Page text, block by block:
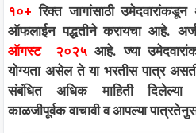
१०+रिक्त जागांसाठी
ऑफलाईन पद्धतीने करायचा आहे.
ऑगस्ट २०२५ आहे. ज्या
योग्यता असेल ते या भरतीस पात्र
संबंधित अधिक माहिती दिलेल्या
काळजीपूर्वक वाचावी व आपल्या